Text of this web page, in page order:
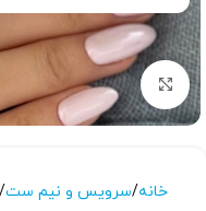
برای بزرگنمایی کلیک کنید
خانه سرویس و نیم ست